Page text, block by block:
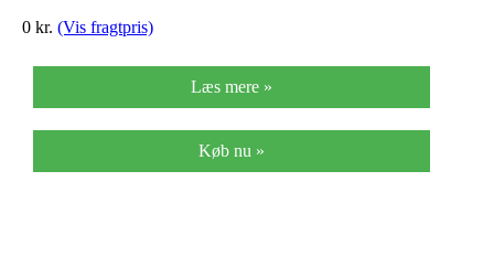
0 kr. (Vis fragtpris)
Læs mere »
Køb nu »